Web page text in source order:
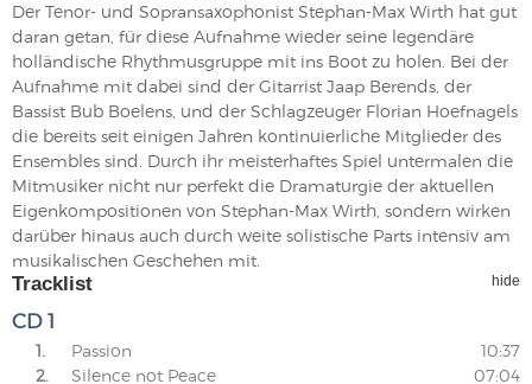
Der Tenor- und Sopransaxophonist Stephan-Max Wirth hat gut
daran getan, für diese Aufnahme wieder seine legendäre
holländische Rhythmusgruppe mit ins Boot zu holen. Bei der
Aufnahme mit dabei sind der Gitarrist Jaap Berends, der
Bassist Bub Boelens, und der Schlagzeuger Florian Hoefnagels
die bereits seit einigen Jahren kontinuierliche Mitglieder des
Ensembles sind. Durch ihr meisterhaftes Spiel untermalen die
Mitmusiker nicht nur perfekt die Dramaturgie der aktuellen
Eigenkompositionen von Stephan-Max Wirth, sondern wirken
darüber hinaus auch durch weite solistische Parts intensiv am
musikalischen Geschehen mit.
Tracklist hide
CD 1
1. Passion
10:37
2.
Silence not Peace
07:04